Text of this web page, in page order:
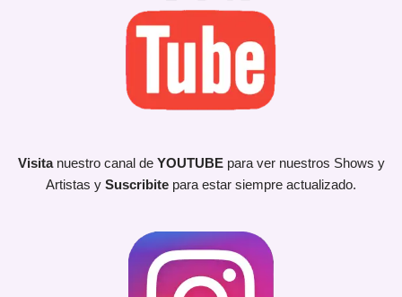
Visita nuestro canal de YOUTUBEpara ver nuestros Shows y
Artistas y Suscribite para estar siempre actualizado.